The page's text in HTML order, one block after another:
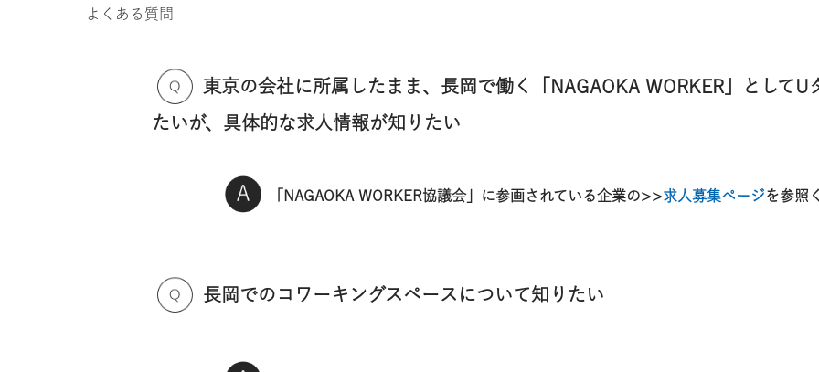
よくある質問
東京の会社に所属したまま、長岡で働く「NAGAOKA WORKER」としてU
たいが、具体的な求人情報が知りたい
「NAGAOKA WORKER協議会」に参画されている企業の>>求人募集ページを参照
長岡でのコワーキングスペースについて知りたい